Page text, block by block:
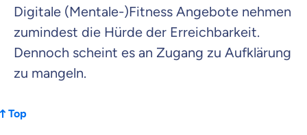
Digitale (Mentale-)Fitness Angebote nehmen
zumindest die Hürde der Erreichbarkeit.
Dennoch scheint es an Zugang zu Aufklärung
zu mangeln.
Top